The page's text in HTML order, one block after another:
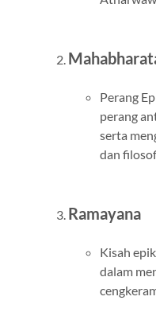
Perang
perang
serta
dan
Ramayana
Kisah
dalam